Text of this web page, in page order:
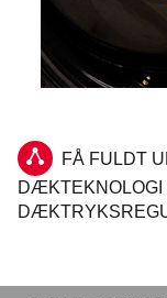
FÅ FULDT
DÆKTEKNOLOGI